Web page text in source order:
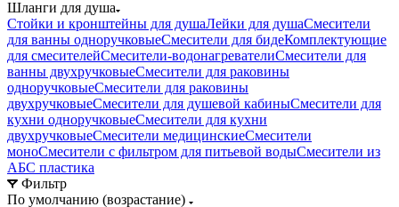
Шланги для душа
Стойки и кронштейны для душаЛейки для душаСмесители
для ванны одноручковыеСмесители для бидеКомплектующие
для смесителейСмесители-водонагревателиСмесители для
ванны двухручковыеСмесители для раковины
одноручковыеСмесители для раковины
двухручковыеСмесители для душевой кабиныСмесители для
кухни одноручковыеСмесители для кухни
двухручковыеСмесители медицинскиеСмесители
моноСмесители с фильтром для питьевой водыСмесители из
АБС пластика
Фильтр
По умолчанию (возрастание)